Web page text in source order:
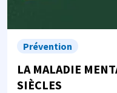
Prévention
LA MALADIE
SIÈCLES